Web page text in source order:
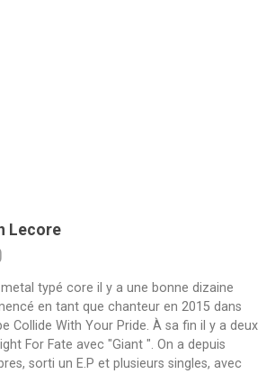
Lecore
typé core il y a une bonne dizaine
en tant que chanteur en 2015 dans
Collide With Your Pride. À sa fin il y a deux
For Fate avec "Giant ". On a depuis
sorti un E.P et plusieurs singles, avec